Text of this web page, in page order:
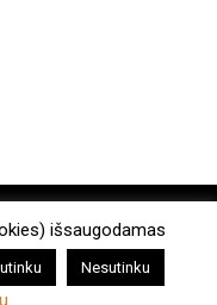
THEMES
išsaugodamas
Nesutinku